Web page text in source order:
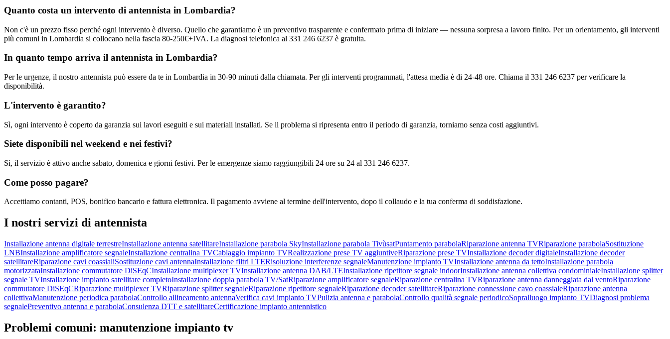
Quanto costa un intervento di antennista in Lombardia?
Non c'è un prezzo fisso perché ogni intervento è diverso. Quello che garantiamo è un preventivo trasparente e confermato prima di iniziare — nessuna sorpresa a lavoro finito. Per un orientamento, gli interventi
più comuni in Lombardia si collocano nella fascia 80-250€+IVA. La diagnosi telefonica al 331 246 6237 è gratuita.
In quanto tempo arriva il antennista in Lombardia?
Per le urgenze, il nostro antennista può essere da te in Lombardia in 30-90 minuti dalla chiamata. Per gli interventi programmati, l'attesa media è di 24-48 ore. Chiama il 331 246 6237 per verificare la
disponibilità.
L'intervento è garantito?
Sì, ogni intervento è coperto da garanzia sui lavori eseguiti e sui materiali installati. Se il problema si ripresenta entro il periodo di garanzia, torniamo senza costi aggiuntivi.
Siete disponibili nel weekend e nei festivi?
Sì, il servizio è attivo anche sabato, domenica e giorni festivi. Per le emergenze siamo raggiungibili 24 ore su 24 al 331 246 6237.
Come posso pagare?
Accettiamo contanti, POS, bonifico bancario e fattura elettronica. Il pagamento avviene al termine dell'intervento, dopo il collaudo e la tua conferma di soddisfazione.
I nostri servizi di antennista
Installazione antenna digitale terrestreInstallazione antenna satellitareInstallazione parabola SkyInstallazione parabola TivùsatPuntamento parabolaRiparazione antenna TVRiparazione parabolaSostituzione
LNBInstallazione amplificatore segnaleInstallazione centralina TVCablaggio impianto TVRealizzazione prese TV aggiuntiveRiparazione prese TVInstallazione decoder digitaleInstallazione decoder
satellitareRiparazione cavi coassialiSostituzione cavi antennaInstallazione filtri LTERisoluzione interferenze segnaleManutenzione impianto TVInstallazione antenna da tettoInstallazione parabola
motorizzataInstallazione commutatore DiSEqCInstallazione multiplexer TVInstallazione antenna DAB/LTEInstallazione ripetitore segnale indoorInstallazione antenna collettiva condominialeInstallazione splitter
segnale TVInstallazione impianto satellitare completoInstallazione doppia parabola TV/SatRiparazione amplificatore segnaleRiparazione centralina TVRiparazione antenna danneggiata dal ventoRiparazione
commutatore DiSEqCRiparazione multiplexer TVRiparazione splitter segnaleRiparazione ripetitore segnaleRiparazione decoder satellitareRiparazione connessione cavo coassialeRiparazione antenna
collettivaManutenzione periodica parabolaControllo allineamento antennaVerifica cavi impianto TVPulizia antenna e parabolaControllo qualità segnale periodicoSopralluogo impianto TVDiagnosi problema
segnalePreventivo antenna e parabolaConsulenza DTT e satellitareCertificazione impianto antennistico
Problemi comuni: manutenzione impianto tv